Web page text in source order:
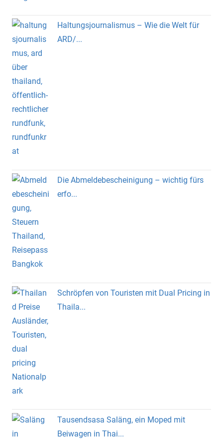
Haltungsjournalismus – Wie die Welt für
ARD/...
Die Abmeldebescheinigung – wichtig fürs
erfo...
Schröpfen von Touristen mit Dual Pricing in
Thaila...
Tausendsasa Saläng, ein Moped mit
Beiwagen in Thai...